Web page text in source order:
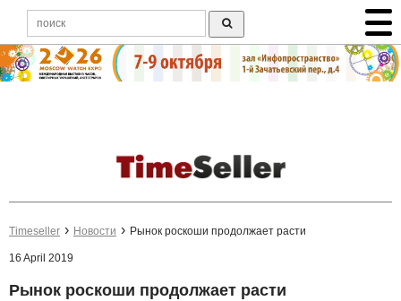
Timeseller Новости Рынок роскоши продолжает расти
16 April 2019
Рынок роскоши продолжает расти